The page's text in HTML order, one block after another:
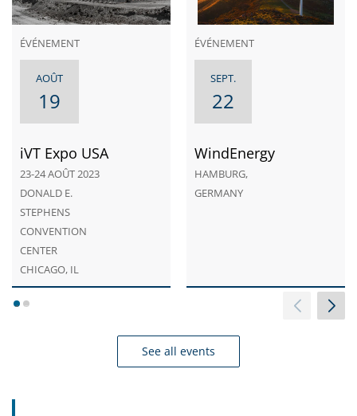
ÉVÉNEMENT
AOÛT
19
iVT Expo USA
23-24 AOÛT 2023
DONALD E.
STEPHENS
CONVENTION
CENTER
CHICAGO, IL
ÉVÉNEMENT
SEPT.
22
WindEnergy
HAMBURG,
GERMANY
12
See all events